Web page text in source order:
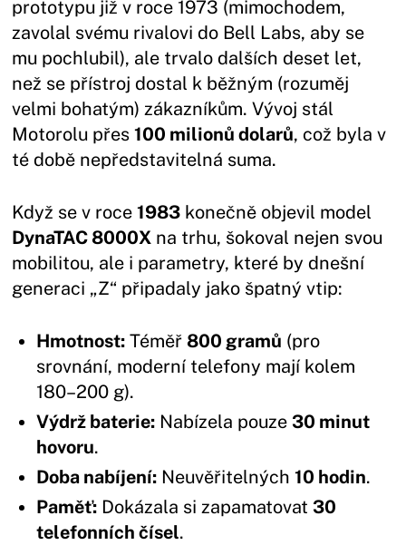
prototypu již v roce 1973 (mimochodem,
zavolal svému rivalovi do Bell Labs, aby se
mu pochlubil), ale trvalo dalších deset let,
než se přístroj dostal k běžným (rozuměj
velmi bohatým) zákazníkům. Vývoj stál
Motorolu přes100 milionů dolarů, což byla v
té době nepředstavitelná suma.
Když se v roce1983 konečně objevil model
DynaTAC 8000X na trhu, šokoval nejen svou
mobilitou, ale i parametry, které by dnešní
generaci „Z“ připadaly jako špatný vtip:
Hmotnost: Téměř 800 gramů (pro
srovnání, moderní telefony mají kolem
180–200 g).
Výdrž baterie: Nabízela pouze 30 minut
hovoru.
Doba nabíjení: Neuvěřitelných10 hodin.
Paměť: Dokázala si zapamatovat 30
telefonních čísel.